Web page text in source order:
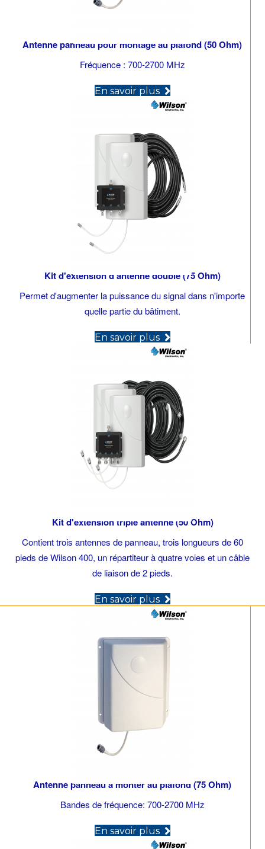
Antenne panneau pour montage au plafond (50 Ohm)
Fréquence : 700-2700 MHz
En savoir plus (opens in new tab)
Kit d'extension d'antenne double (75 Ohm)
Permet d'augmenter la puissance du signal dans n'importe
quelle partie du bâtiment.
En savoir plus (opens in new tab)
Kit d'extension triple antenne (50 Ohm)
Contient trois antennes de panneau, trois longueurs de 60
pieds de Wilson 400, un répartiteur à quatre voies et un câble
de liaison de 2 pieds.
En savoir plus (opens in new tab)
Antenne panneau à monter au plafond (75 Ohm)
Bandes de fréquence: 700-2700 MHz
En savoir plus (opens in new tab)